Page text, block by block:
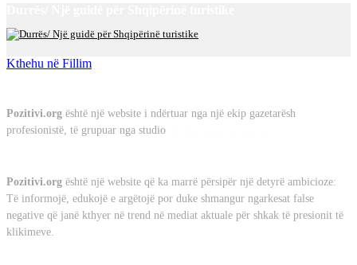
Kthehu në Fillim
Pozitivi.org është një website i ndërtuar nga një ekip gazetarësh
profesionistë, të grupuar nga studio
Pozitivi.org është një website që ka marrë përsipër një detyrë ambicioze:
Të informojë, edukojë e argëtojë por duke shmangur ngarkesat false
negative që janë kthyer në trend në mediat aktuale për shkak të presionit të
klikimeve.